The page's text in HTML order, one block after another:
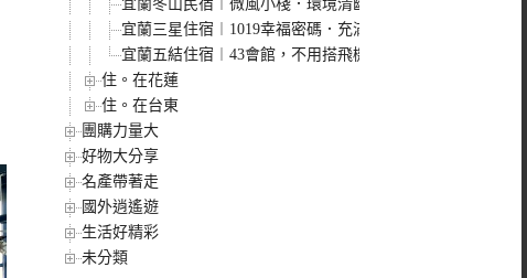
宜蘭冬山民宿︱微風小棧．環境清幽的小木屋連棟房間，
宜蘭三星住宿︱1019幸福密碼．充滿幸福味道的溫暖民宿
宜蘭五結住宿︱43會館，不用搭飛機出國就可以在台灣體
住。在花蓮
住。在台東
團購力量大
好物大分享
名產帶著走
國外逍遙遊
生活好精彩
未分類